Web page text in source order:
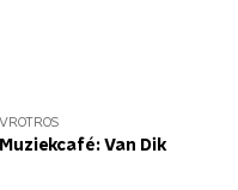
Van Dik